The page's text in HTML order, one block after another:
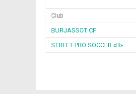
Club
BURJASSOT CF
STREET PRO SOCCER «B»